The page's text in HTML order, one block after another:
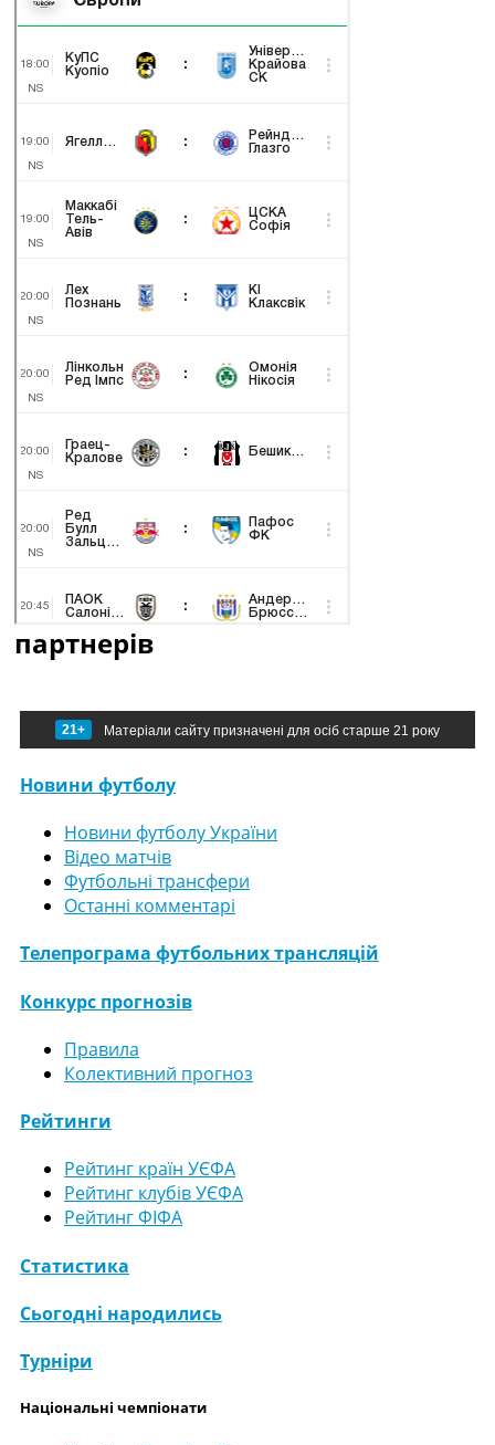
партнерів
21+ Матеріали сайту призначені для осіб старше 21 року
Новини футболу
Новини футболу України
Відео матчів
Футбольні трансфери
Останні комментарі
Телепрограма футбольних трансляцій
Конкурс прогнозів
Правила
Колективний прогноз
Рейтинги
Рейтинг країн УЄФА
Рейтинг клубів УЄФА
Рейтинг ФІФА
Статистика
Сьогодні народились
Турніри
Національні чемпіонати